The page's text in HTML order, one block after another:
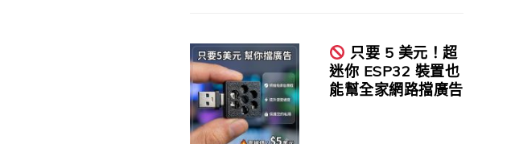
只要 5 美元！超
迷你 ESP32 裝置也
能幫全家網路擋廣告